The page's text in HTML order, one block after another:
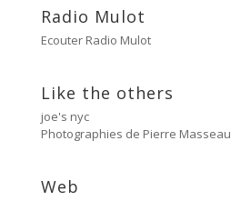
#81 Ectoplasm Girls
Cancer
Untitled
#79 Untitled
Radio Mulot
Ecouter Radio Mulot
Like the others
joe's nyc
Photographies de Pierre Masseau
Web